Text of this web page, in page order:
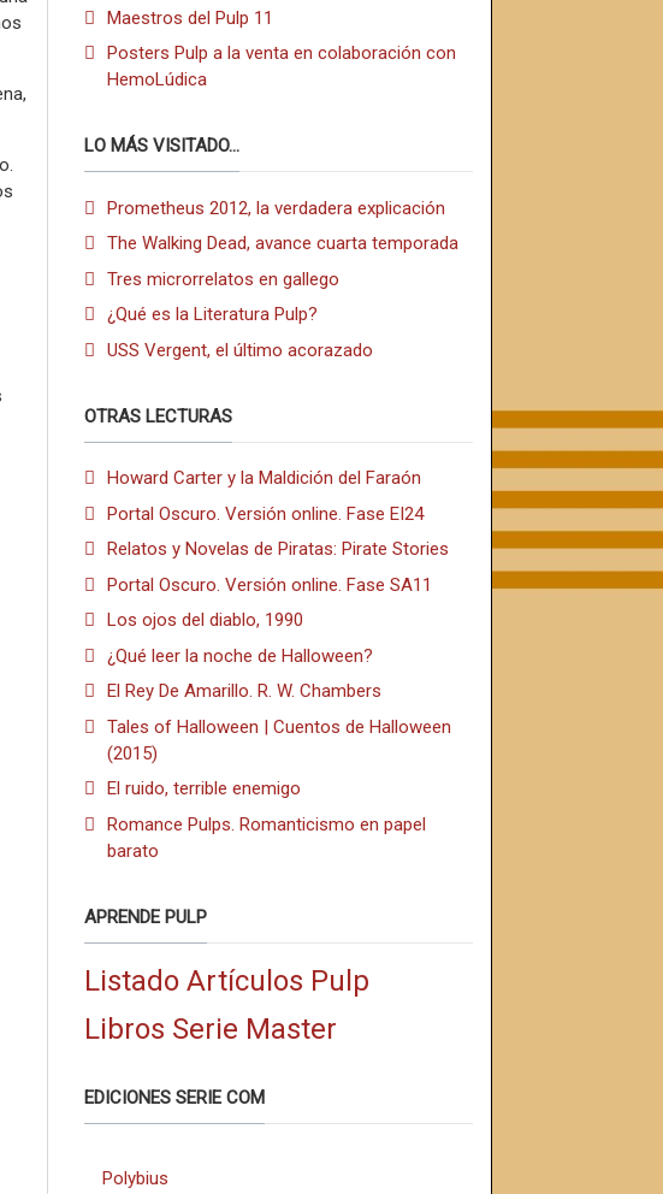
Maestros del Pulp 11
Posters Pulp a la venta en colaboración con
HemoLúdica
LO MÁS VISITADO...
Prometheus 2012, la verdadera explicación
The Walking Dead, avance cuarta temporada
Tres microrrelatos en gallego
¿Qué es la Literatura Pulp?
USS Vergent, el último acorazado
OTRAS LECTURAS
Howard Carter y la Maldición del Faraón
Portal Oscuro. Versión online. Fase EI24
Relatos y Novelas de Piratas: Pirate Stories
Portal Oscuro. Versión online. Fase SA11
Los ojos del diablo, 1990
¿Qué leer la noche de Halloween?
El Rey De Amarillo. R. W. Chambers
Tales of Halloween | Cuentos de Halloween
(2015)
El ruido, terrible enemigo
Romance Pulps. Romanticismo en papel
barato
APRENDE PULP
Listado Artículos Pulp
Libros Serie Master
EDICIONES SERIE COM
Polybius